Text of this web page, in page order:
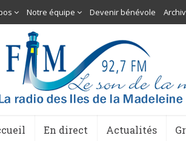
Notre équipe Devenir bénévole
En direct Actualités